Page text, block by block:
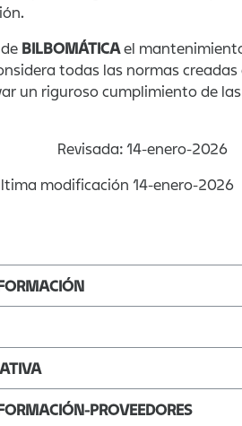
BILBOMÁTICAel
todas las normas
un riguroso cumplimiento de
14-enero-2026
14-enero-2026
PROVEEDORES